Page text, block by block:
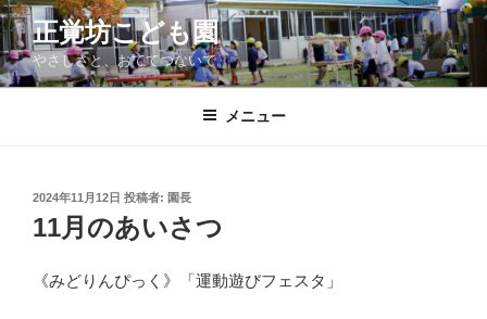
コ
ン
テ
ン
正覚坊こども園
やさしさと、おててつないで。
メニュー
投
稿
日:
2024年11月12日 投稿者: 園長
11月のあいさつ
《みどりんぴっく》「運動遊びフェスタ」